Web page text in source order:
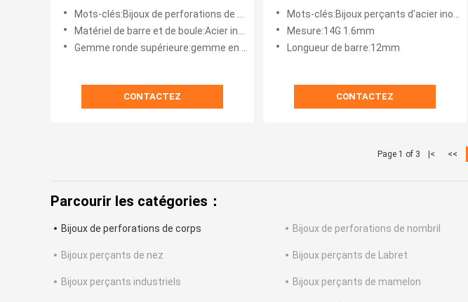
Zircons
Mots-clés:Bijoux de perforations de corps
Matériel de barre et de boule:Acier inoxydable 316
Gemme ronde supérieure:gemme en cristal claire
CONTACTEZ
Mots-clés:Bijoux perçants d'acier inoxydable
Mesure:14G 1.6mm
Longueur de barre:12mm
CONTACTEZ
Page 1 of 3 |< <<
Parcourir les catégories：
Bijoux de perforations de corps Bijoux de perforations de nombril
Bijoux perçants de nez Bijoux perçants de Labret
Bijoux perçants industriels Bijoux perçants de mamelon